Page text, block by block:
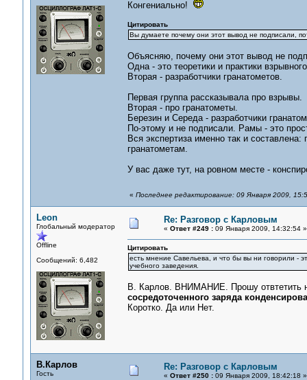
Конгениально!
Цитировать
Вы думаете почему они этот вывод не подписали,
Объясняю, почему они этот вывод не
Одна - это теоретики и практики
Вторая - разработчики гранатометов.
Первая группа рассказывала про взрывы.
Вторая - про гранатометы.
Березин и Середа - разработчики
По-этому и не подписали. Рамы - это
Вся экспертиза именно так и
гранатометам.
У вас даже тут, на ровном месте -
« Последнее редактирование: 09 Января 2009,
Leon
Глобальный модератор
Offline
Сообщений: 6,482
Re: Разговор с Карловым
« Ответ #249 :09 Января 2009, 14:32:54 »
Цитировать
есть мнение Савельева, и что бы вы ни говорили -
учебного заведения.
В. Карлов. ВНИМАНИЕ. Прошу отвтетить
сосредоточенного заряда
Коротко. Да или Нет.
В.Карлов
Гость
Re: Разговор с Карловым
« Ответ #250 :09 Января 2009, 18:42:18 »